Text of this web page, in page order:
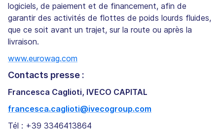
logiciels, de paiement et de financement, afin de
garantir des activités de flottes de poids lourds fluides,
que ce soit avant un trajet, sur la route ou après la
livraison.
www.eurowag.com
Contacts presse :
Francesca Caglioti, IVECO CAPITAL
francesca.caglioti@ivecogroup.com
Tél : +39 3346413864